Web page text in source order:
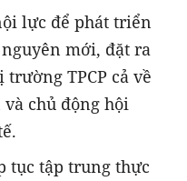
lực để phát triển
mới, đặt ra
TPCP cả về
chủ động hội
tục tập trung thực